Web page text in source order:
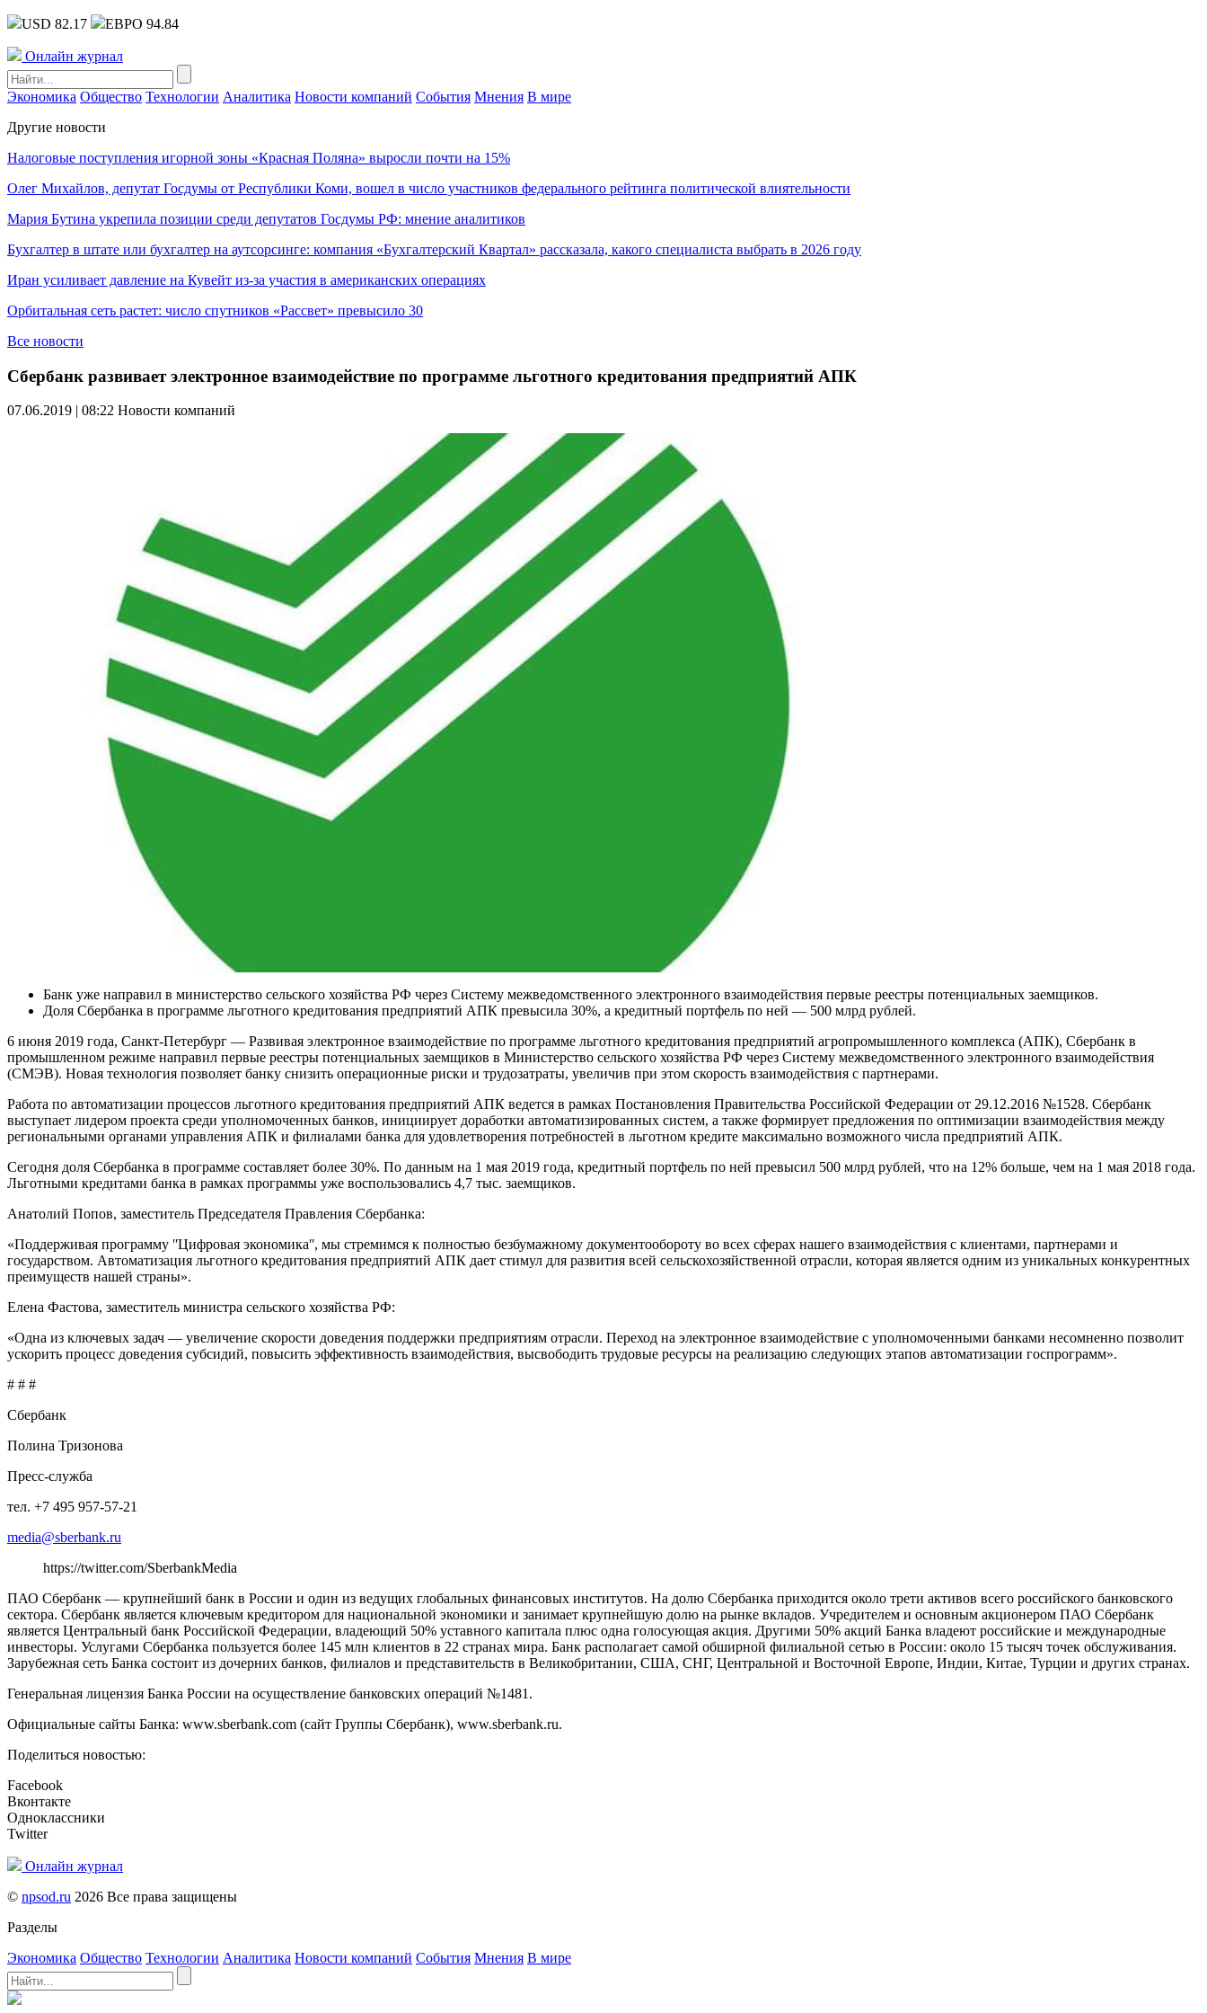
USD 82.17 ЕВРО 94.84
Онлайн журнал
Экономика Общество Технологии Аналитика Новости компаний События Мнения В мире
Другие новости
Налоговые поступления игорной зоны «Красная Поляна» выросли почти на 15%
Олег Михайлов, депутат Госдумы от Республики Коми, вошел в число участников федерального рейтинга политической влиятельности
Мария Бутина укрепила позиции среди депутатов Госдумы РФ: мнение аналитиков
Бухгалтер в штате или бухгалтер на аутсорсинге: компания «Бухгалтерский Квартал» рассказала, какого специалиста выбрать в 2026 году
Иран усиливает давление на Кувейт из-за участия в американских операциях
Орбитальная сеть растет: число спутников «Рассвет» превысило 30
Все новости
Сбербанк развивает электронное взаимодействие по программе льготного кредитования предприятий АПК
07.06.2019 | 08:22 Новости компаний
Банк уже направил в министерство сельского хозяйства РФ через Систему межведомственного электронного взаимодействия первые реестры потенциальных заемщиков.
Доля Сбербанка в программе льготного кредитования предприятий АПК превысила 30%, а кредитный портфель по ней — 500 млрд рублей.
6 июня 2019 года, Санкт-Петербург — Развивая электронное взаимодействие по программе льготного кредитования предприятий агропромышленного комплекса (АПК), Сбербанк в
промышленном режиме направил первые реестры потенциальных заемщиков в Министерство сельского хозяйства РФ через Систему межведомственного электронного взаимодействия
(СМЭВ). Новая технология позволяет банку снизить операционные риски и трудозатраты, увеличив при этом скорость взаимодействия с партнерами.
Работа по автоматизации процессов льготного кредитования предприятий АПК ведется в рамках Постановления Правительства Российской Федерации от 29.12.2016 №1528. Сбербанк
выступает лидером проекта среди уполномоченных банков, инициирует доработки автоматизированных систем, а также формирует предложения по оптимизации взаимодействия между
региональными органами управления АПК и филиалами банка для удовлетворения потребностей в льготном кредите максимально возможного числа предприятий АПК.
Сегодня доля Сбербанка в программе составляет более 30%. По данным на 1 мая 2019 года, кредитный портфель по ней превысил 500 млрд рублей, что на 12% больше, чем на 1 мая 2018 года.
Льготными кредитами банка в рамках программы уже воспользовались 4,7 тыс. заемщиков.
Анатолий Попов, заместитель Председателя Правления Сбербанка:
«Поддерживая программу ʺЦифровая экономикаʺ, мы стремимся к полностью безбумажному документообороту во всех сферах нашего взаимодействия с клиентами, партнерами и
государством. Автоматизация льготного кредитования предприятий АПК дает стимул для развития всей сельскохозяйственной отрасли, которая является одним из уникальных конкурентных
преимуществ нашей страны».
Елена Фастова, заместитель министра сельского хозяйства РФ:
«Одна из ключевых задач — увеличение скорости доведения поддержки предприятиям отрасли. Переход на электронное взаимодействие с уполномоченными банками несомненно позволит
ускорить процесс доведения субсидий, повысить эффективность взаимодействия, высвободить трудовые ресурсы на реализацию следующих этапов автоматизации госпрограмм».
# # #
Сбербанк
Полина Тризонова
Пресс-служба
тел. +7 495 957-57-21
media@sberbank.ru
https://twitter.com/SberbankMedia
ПАО Сбербанк — крупнейший банк в России и один из ведущих глобальных финансовых институтов. На долю Сбербанка приходится около трети активов всего российского банковского
сектора. Сбербанк является ключевым кредитором для национальной экономики и занимает крупнейшую долю на рынке вкладов. Учредителем и основным акционером ПАО Сбербанк
является Центральный банк Российской Федерации, владеющий 50% уставного капитала плюс одна голосующая акция. Другими 50% акций Банка владеют российские и международные
инвесторы. Услугами Сбербанка пользуется более 145 млн клиентов в 22 странах мира. Банк располагает самой обширной филиальной сетью в России: около 15 тысяч точек обслуживания.
Зарубежная сеть Банка состоит из дочерних банков, филиалов и представительств в Великобритании, США, СНГ, Центральной и Восточной Европе, Индии, Китае, Турции и других странах.
Генеральная лицензия Банка России на осуществление банковских операций №1481.
Официальные сайты Банка: www.sberbank.com (сайт Группы Сбербанк), www.sberbank.ru.
Поделиться новостью:
Facebook
Вконтакте
Одноклассники
Twitter
Онлайн журнал
© npsod.ru 2026 Все права защищены
Разделы
Экономика Общество Технологии Аналитика Новости компаний События Мнения В мире